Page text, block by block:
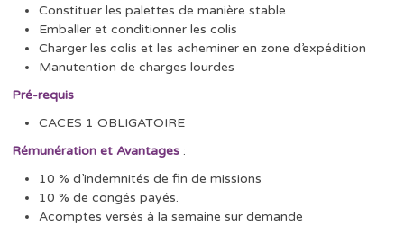
Constituer les palettes de manière stable
Emballer et conditionner les colis
Charger les colis et les acheminer en zone d’expédition
Manutention de charges lourdes
Pré-requis
CACES 1 OBLIGATOIRE
Rémunération et Avantages :
10 % d’indemnités de fin de missions
10 % de congés payés.
Acomptes versés à la semaine sur demande